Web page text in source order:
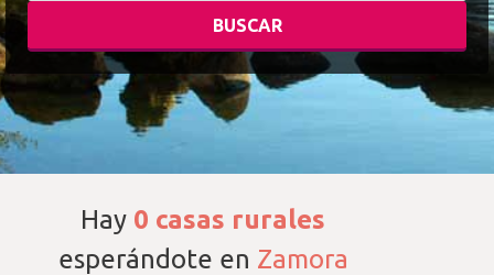
Hay 0 casas rurales
esperándote en Zamora